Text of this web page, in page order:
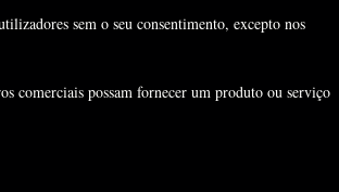
sem o seu consentimento, excepto nos
comerciais possam fornecer um produto ou serviço